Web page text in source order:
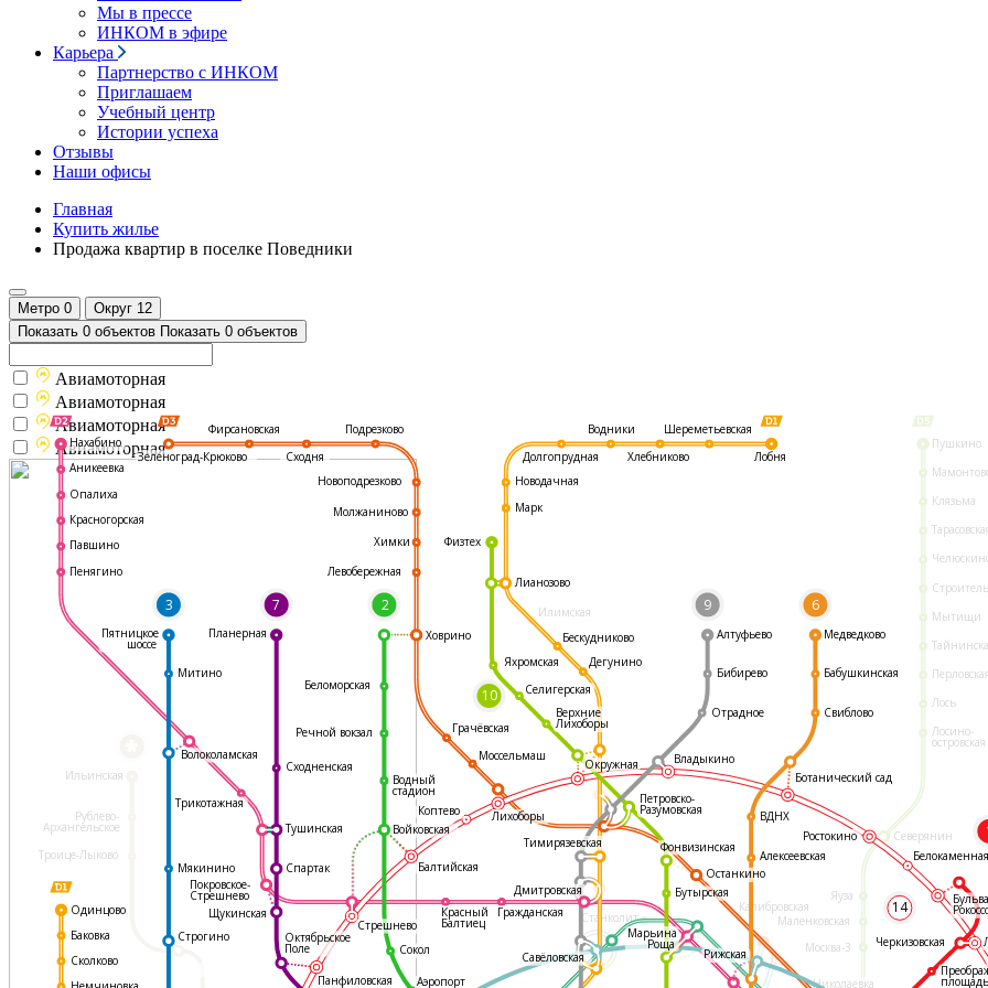
Мы в прессе
ИНКОМ в эфире
Карьера
Партнерство с ИНКОМ
Приглашаем
Учебный центр
Истории успеха
Отзывы
Наши офисы
Главная
Купить жилье
Продажа квартир в поселке Поведники
Метро 0 Округ 12
Показать 0 объектов Показать 0 объектов
Илимская
Пушкино
Клязьма
Мытищи
Лось
Лосино-
островская
Северянин
Яуза
Маленковская
Москва-3
Николаевка
Ильинская
Рублево-
Архангельское
Троице-Лыково
Калибровская
Станколит
3 7
14
2 9 6
10
Фирсановская
Сходня
Подрезково
Новоподрезково
Молжаниново
Химки
Левобережная
Ховрино
Грачёвская
Моссельмаш
Останкино
Медведково
Бабушкинская
Свиблово
ВДНХ
Алексеевская
Рижская
Аэропорт
Сокол
Красный
Балтиец
Гражданская
Дмитровская
Коптево Лихоборы
Балтийская
Войковская
Водный
стадион
Сходненская
Трикотажная
Волоколамская
Тушинская
Мякинино
Строгино
Митино
Нахабино
Аникеевка
Опалиха
Красногорская
Павшино
Пенягино
Одинцово
Баковка
Сколково
Пятницкое
шоссе
Планерная
Спартак
Стрешнево
Щукинская
Октябрьское
Поле
Панфиловская
Окружная
Дегунино
Бескудниково
Верхние
Лихоборы
Селигерская
Физтех
Яхромская
Марк
Лианозово
Новодачная
Речной вокзал
Беломорская
Долгопрудная
Водники
Хлебниково
Шереметьевская
Лобня
Тимирязевская
Марьина
Роща
Савёловская
Фонвизинская
Бутырская
Петровско-
Разумовская
Покровское-
Стрешнево
Бибирево
Отрадное
Владыкино
Ботанический сад
Алтуфьево
Ростокино
Черкизовская
площадь
Зеленоград-Крюково
Авиамоторная
Авиамоторная
Авиамоторная
Авиамоторная